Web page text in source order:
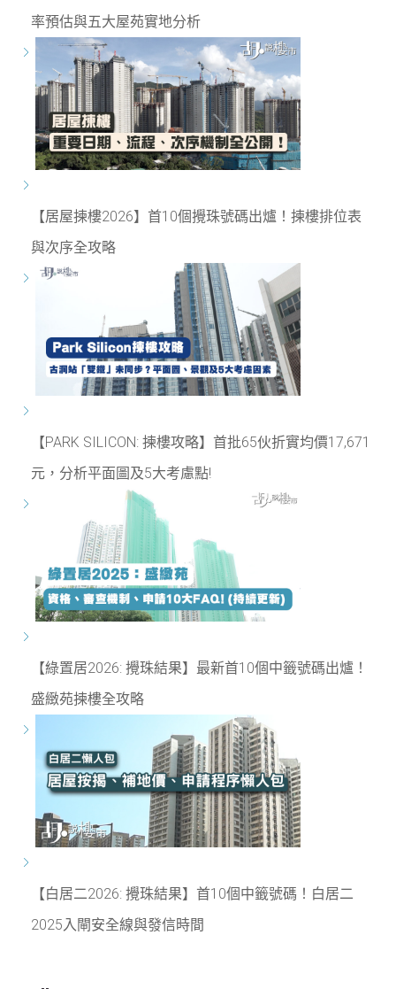
率預估與五大屋苑實地分析
【居屋揀樓2026】首10個攪珠號碼出爐！揀樓排位表
與次序全攻略
【PARK SILICON: 揀樓攻略】首批65伙折實均價17,671
元，分析平面圖及5大考慮點!
【綠置居2026: 攪珠結果】最新首10個中籤號碼出爐！
盛緻苑揀樓全攻略
【白居二2026: 攪珠結果】首10個中籤號碼！白居二
2025入閘安全線與發信時間